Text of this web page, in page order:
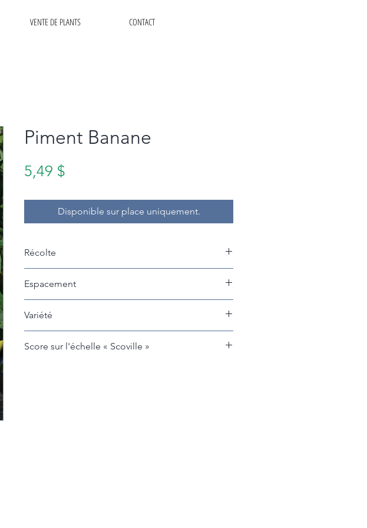
VENTE DE PLANTS CONTACT
Piment Banane
5,49 $
Disponible sur place uniquement.
Récolte
maturité). Plus le piment est mature (coloré), plus
il sera fort!
Espacement
Variété
Score sur l'échelle « Scoville »